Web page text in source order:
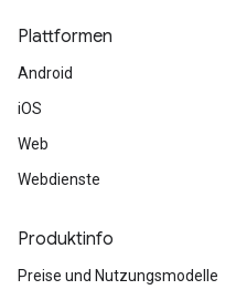
Plattformen
Android
iOS
Web
Webdienste
Produktinfo
Preise und Nutzungsmodelle